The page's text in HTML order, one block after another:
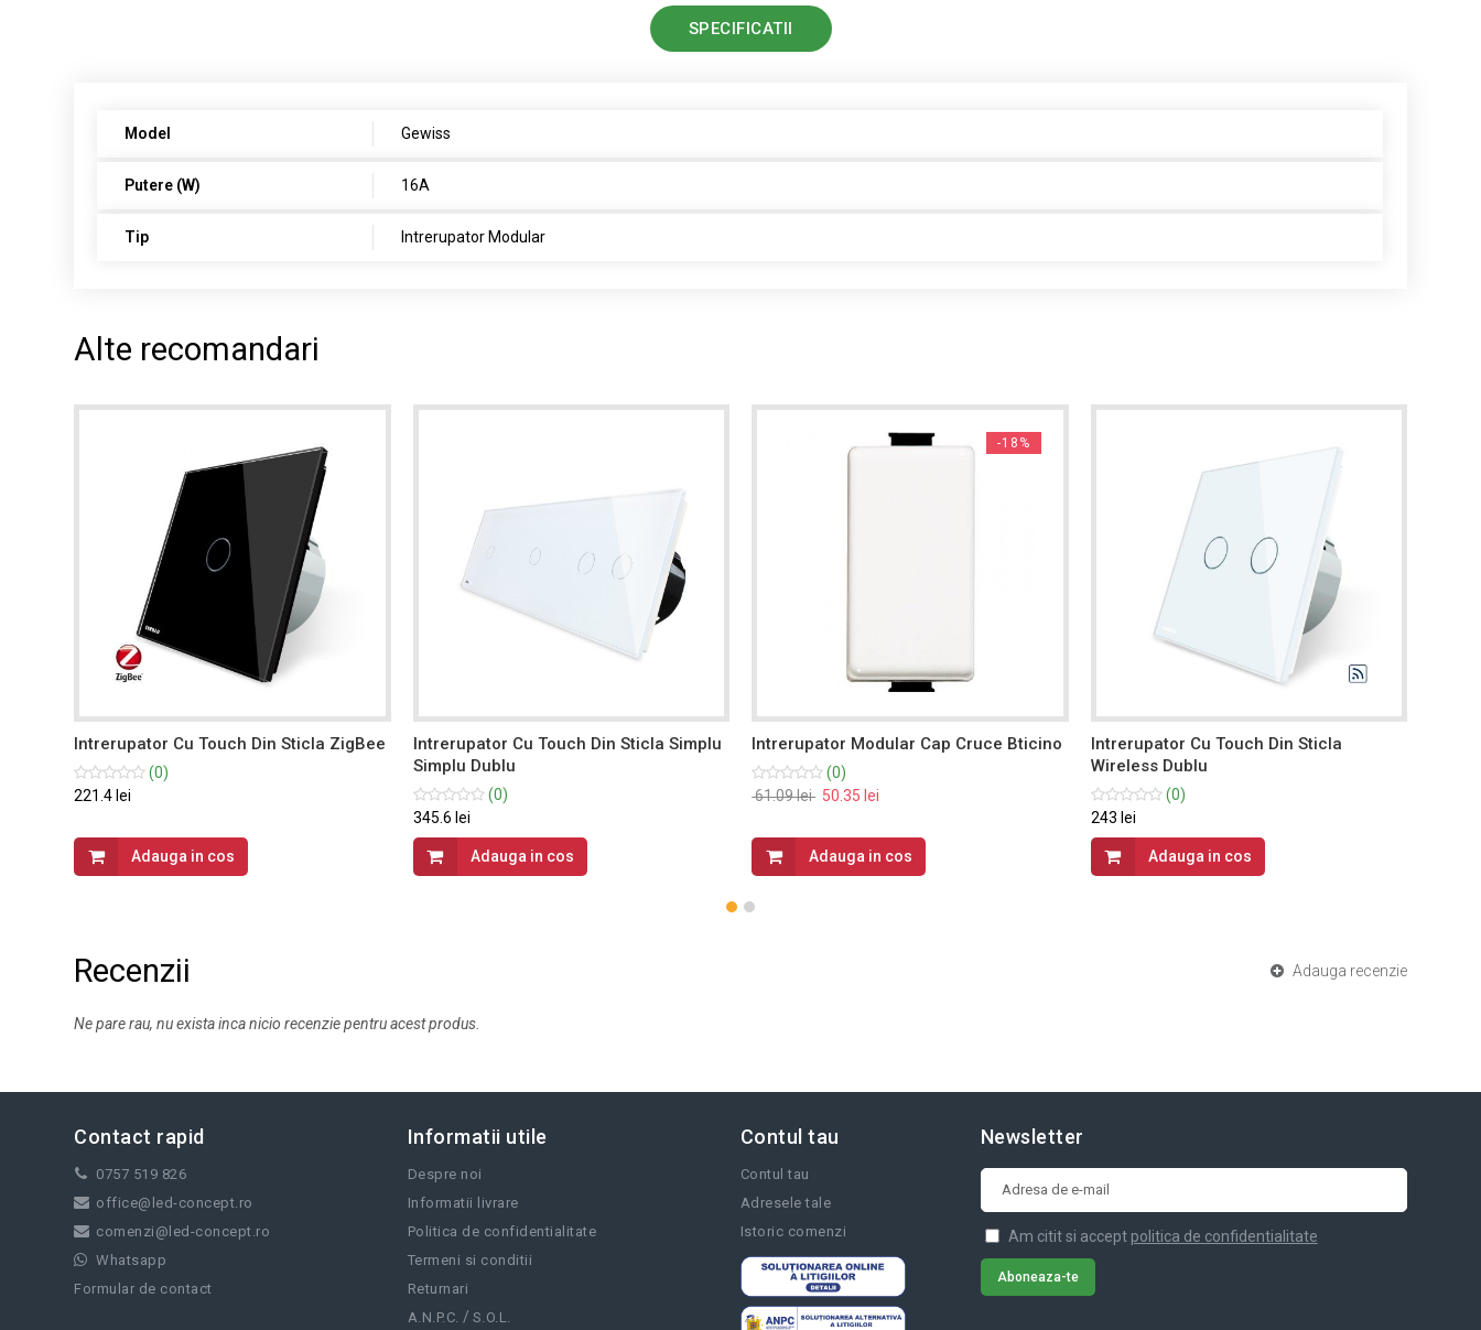
SPECIFICATII
Model Gewiss
Putere (W) 16A
Tip Intrerupator Modular
Alte recomandari
Intrerupator Cu Touch Din Sticla ZigBee
(0)
221.4 lei
Adauga in cos
Intrerupator Cu Touch Din Sticla Simplu
Simplu Dublu
(0)
345.6 lei
Adauga in cos
-18%
Intrerupator Modular Cap Cruce Bticino
(0)
61.09 lei 50.35 lei
Adauga in cos
Intrerupator Cu Touch Din Sticla
Wireless Dublu
(0)
243 lei
Adauga in cos
Recenzii Adauga recenzie
Ne pare rau, nu exista inca nicio recenzie pentru acest produs.
Contact rapid
0757 519 826
office@led-concept.ro
comenzi@led-concept.ro
Whatsapp
Formular de contact
Informatii utile
Despre noi
Informatii livrare
Politica de confidentialitate
Termeni si conditii
Returnari
A.N.P.C. / S.O.L.
Contul tau
Contul tau
Adresele tale
Istoric comenzi
Newsletter
Am citit si accept politica de confidentialitate